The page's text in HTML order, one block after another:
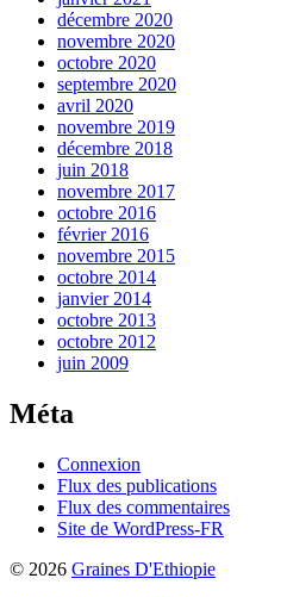
décembre 2020
novembre 2020
octobre 2020
septembre 2020
avril 2020
novembre 2019
décembre 2018
juin 2018
novembre 2017
octobre 2016
février 2016
novembre 2015
octobre 2014
janvier 2014
octobre 2013
octobre 2012
juin 2009
Méta
Connexion
Flux des publications
Flux des commentaires
Site de WordPress-FR
© 2026 Graines D'Ethiopie